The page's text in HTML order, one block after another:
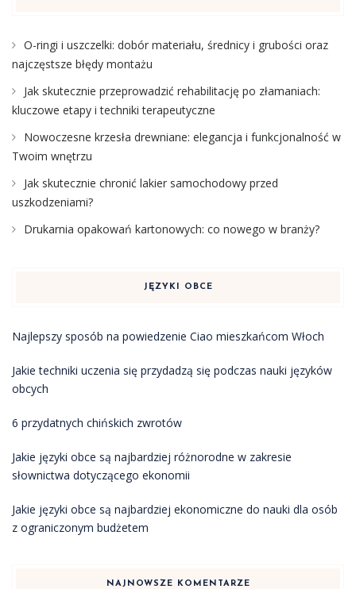
O-ringi i uszczelki: dobór materiału, średnicy i grubości oraz
najczęstsze błędy montażu
Jak skutecznie przeprowadzić rehabilitację po złamaniach:
kluczowe etapy i techniki terapeutyczne
Nowoczesne krzesła drewniane: elegancja i funkcjonalność w
Twoim wnętrzu
Jak skutecznie chronić lakier samochodowy przed
uszkodzeniami?
Drukarnia opakowań kartonowych: co nowego w branży?
JĘZYKI OBCE
Najlepszy sposób na powiedzenie Ciao mieszkańcom Włoch
Jakie techniki uczenia się przydadzą się podczas nauki języków
obcych
6 przydatnych chińskich zwrotów
Jakie języki obce są najbardziej różnorodne w zakresie
słownictwa dotyczącego ekonomii
Jakie języki obce są najbardziej ekonomiczne do nauki dla osób
z ograniczonym budżetem
NAJNOWSZE KOMENTARZE